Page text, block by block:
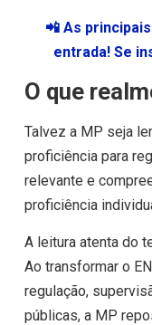
📲 As
entrada! Se
O que
Talvez a MP seja
proficiência para
relevante e
proficiência
A leitura atenta do
Ao transformar o
regulação,
públicas, a MP